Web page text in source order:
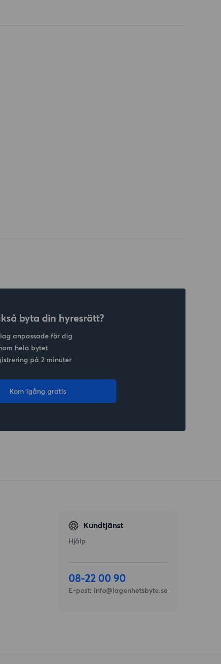
byta din hyresrätt?
anpassade för dig
hela bytet
på 2 minuter
Kom igång gratis
Kundtjänst
Hjälp
08-22 00 90
E-post: info@lagenhetsbyte.se